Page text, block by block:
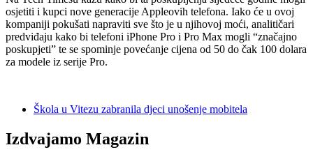
osjetiti i kupci nove generacije Appleovih telefona. Iako će u ovoj
kompaniji pokušati napraviti sve što je u njihovoj moći, analitičari
predviđaju kako bi telefoni iPhone Pro i Pro Max mogli “značajno
poskupjeti” te se spominje povećanje cijena od 50 do čak 100 dolara
za modele iz serije Pro.
Škola u Vitezu zabranila djeci unošenje mobitela
Izdvajamo Magazin